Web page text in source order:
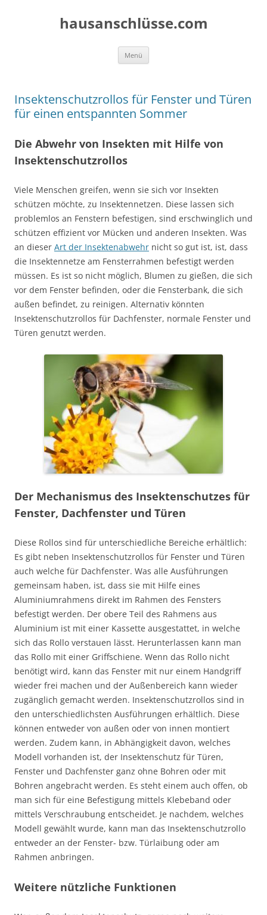
hausanschlüsse.com
Menü
Insektenschutzrollos für Fenster und Türen
für einen entspannten Sommer
Die Abwehr von Insekten mit Hilfe von
Insektenschutzrollos
Viele Menschen greifen, wenn sie sich vor Insekten
schützen möchte, zu Insektennetzen. Diese lassen sich
problemlos an Fenstern befestigen, sind erschwinglich und
schützen effizient vor Mücken und anderen Insekten. Was
an dieser Art der Insektenabwehr nicht so gut ist, ist, dass
die Insektennetze am Fensterrahmen befestigt werden
müssen. Es ist so nicht möglich, Blumen zu gießen, die sich
vor dem Fenster befinden, oder die Fensterbank, die sich
außen befindet, zu reinigen. Alternativ könnten
Insektenschutzrollos für Dachfenster, normale Fenster und
Türen genutzt werden.
Der Mechanismus des Insektenschutzes für
Fenster, Dachfenster und Türen
Diese Rollos sind für unterschiedliche Bereiche erhältlich:
Es gibt neben Insektenschutzrollos für Fenster und Türen
auch welche für Dachfenster. Was alle Ausführungen
gemeinsam haben, ist, dass sie mit Hilfe eines
Aluminiumrahmens direkt im Rahmen des Fensters
befestigt werden. Der obere Teil des Rahmens aus
Aluminium ist mit einer Kassette ausgestattet, in welche
sich das Rollo verstauen lässt. Herunterlassen kann man
das Rollo mit einer Griffschiene. Wenn das Rollo nicht
benötigt wird, kann das Fenster mit nur einem Handgriff
wieder frei machen und der Außenbereich kann wieder
zugänglich gemacht werden. Insektenschutzrollos sind in
den unterschiedlichsten Ausführungen erhältlich. Diese
können entweder von außen oder von innen montiert
werden. Zudem kann, in Abhängigkeit davon, welches
Modell vorhanden ist, der Insektenschutz für Türen,
Fenster und Dachfenster ganz ohne Bohren oder mit
Bohren angebracht werden. Es steht einem auch offen, ob
man sich für eine Befestigung mittels Klebeband oder
mittels Verschraubung entscheidet. Je nachdem, welches
Modell gewählt wurde, kann man das Insektenschutzrollo
entweder an der Fenster- bzw. Türlaibung oder am
Rahmen anbringen.
Weitere nützliche Funktionen